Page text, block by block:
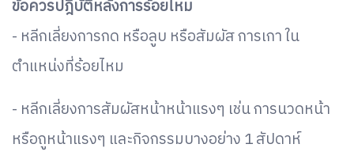
ข้อควรปฎิบัติหลังการร้อยไหม
- หลีกเลี่ยงการกด หรือลูบ หรือสัมผัส การเกา ใน
ตำแหน่งที่ร้อยไหม
- หลีกเลี่ยงการสัมผัสหน้าหน้าแรงๆ เช่น การนวดหน้า
หรือถูหน้าแรงๆ และกิจกรรมบางอย่าง 1 สัปดาห์